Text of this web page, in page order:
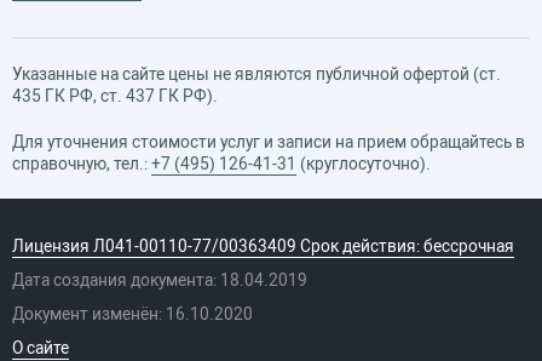
Указанные на сайте цены не являются публичной офертой (ст.
435 ГК РФ, cт. 437 ГК РФ).
Для уточнения стоимости услуг и записи на прием обращайтесь в
справочную, тел.:+7 (495) 126-41-31 (круглосуточно).
Лицензия Л041-00110-77/00363409 Срок действия: бессрочная
Дата создания документа: 18.04.2019
Документ изменён: 16.10.2020
О сайте